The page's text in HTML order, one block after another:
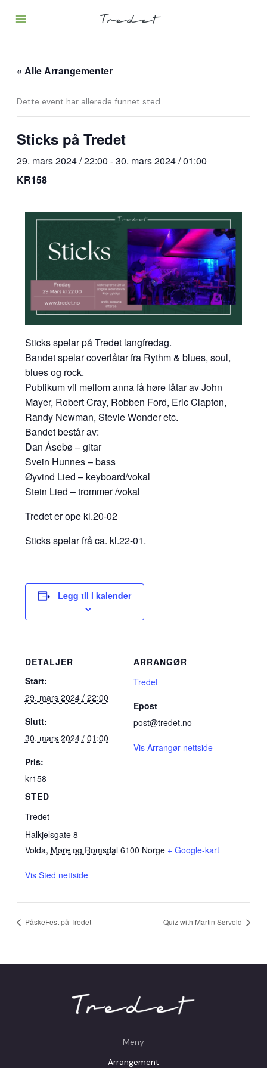
« Alle Arrangementer
Dette event har allerede funnet sted.
Sticks på Tredet
29. mars 2024 / 22:00 -30. mars 2024 / 01:00
KR158
Sticks spelar på Tredet langfredag.
Bandet spelar coverlåtar fra Rythm & blues, soul,
blues og rock.
Publikum vil mellom anna få høre låtar av John
Mayer, Robert Cray, Robben Ford, Eric Clapton,
Randy Newman, Stevie Wonder etc.
Bandet består av:
Dan Åsebø – gitar
Svein Hunnes – bass
Øyvind Lied – keyboard/vokal
Stein Lied – trommer /vokal
Tredet er ope kl.20-02
Sticks spelar frå ca. kl.22-01.
Legg til i kalender
DETALJER
Start:
29. mars 2024 / 22:00
Slutt:
30. mars 2024 / 01:00
Pris:
kr158
STED
Tredet
Halkjelsgate 8
Volda, Møre og Romsdal 6100 Norge + Google-kart
Vis Sted nettside
ARRANGØR
Tredet
Epost
post@tredet.no
Vis Arrangør nettside
PåskeFest på Tredet Quiz with Martin Sørvold
Meny
Arrangement